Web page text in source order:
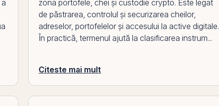
zona portofele, chei și custodie crypto. Este legat
de păstrarea, controlul și securizarea cheilor,
adreselor, portofelelor și accesului la active digitale.
În practică, termenul ajută la clasificarea instrum...
Citeste mai mult